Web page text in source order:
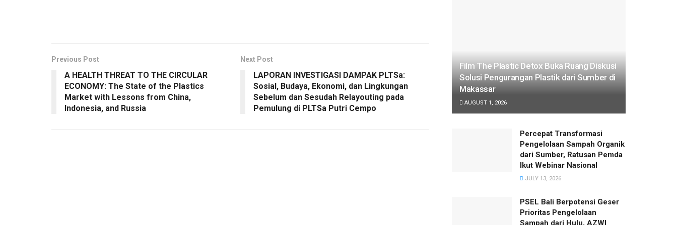
Previous Post
A HEALTH THREAT TO THE CIRCULAR
ECONOMY: The State of the Plastics
Market with Lessons from China,
Indonesia, and Russia
Next Post
LAPORAN INVESTIGASI DAMPAK PLTSa:
Sosial, Budaya, Ekonomi, dan Lingkungan
Sebelum dan Sesudah Relayouting pada
Pemulung di PLTSa Putri Cempo
Film The Plastic Detox Buka Ruang Diskusi
Solusi Pengurangan Plastik dari Sumber di
Makassar
AUGUST 1, 2026
Percepat Transformasi
Pengelolaan Sampah Organik
dari Sumber, Ratusan Pemda
Ikut Webinar Nasional
JULY 13, 2026
PSEL Bali Berpotensi Geser
Prioritas Pengelolaan